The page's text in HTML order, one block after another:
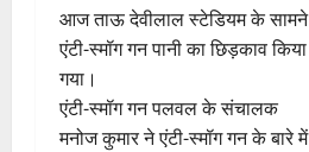
आज ताऊ देवीलाल स्टेडियम के सामने
एंटी-स्मॉग गन पानी का छिड़काव किया
गया।
एंटी-स्मॉग गन पलवल के संचालक
मनोज कुमार ने एंटी-स्मॉग गन के बारे में